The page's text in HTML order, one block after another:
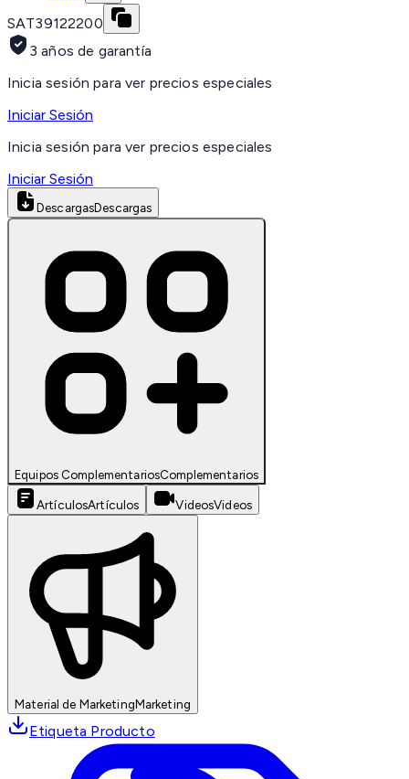
SAT39122200
3 años de garantía
Inicia sesión para ver precios especiales
Iniciar Sesión
Inicia sesión para ver precios especiales
Iniciar Sesión
DescargasDescargas
Equipos ComplementariosComplementarios
ArtículosArtículos VideosVideos
Material de MarketingMarketing
Etiqueta Producto